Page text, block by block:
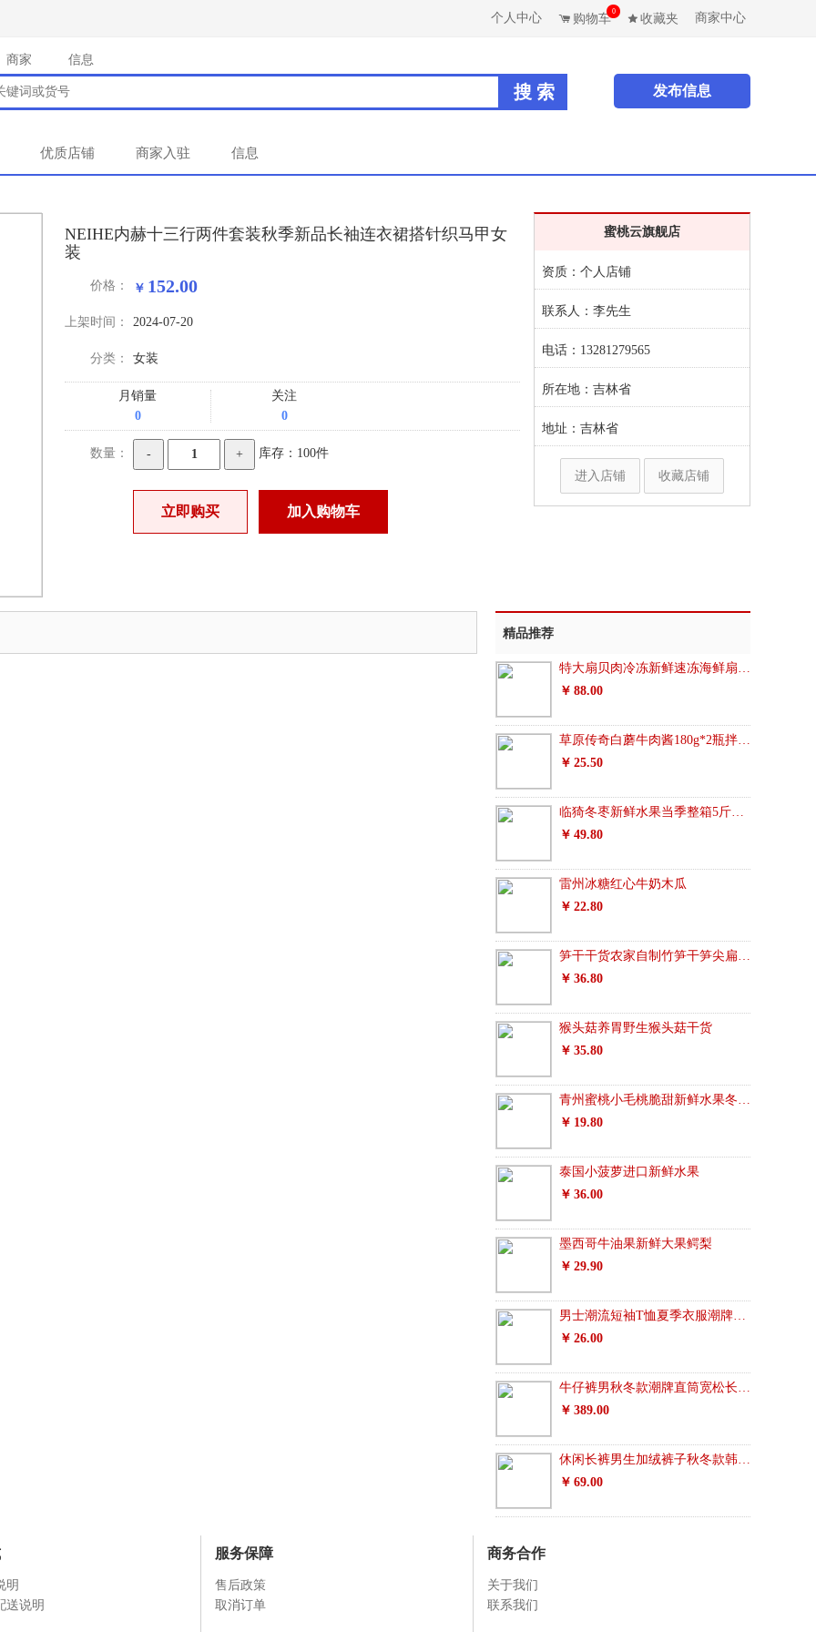
个人中心 购物车
0
收藏夹 商家中心
商家 信息
发布信息
优质店铺 商家入驻 信息
NEIHE内赫十三行两件套装秋季新品长袖连衣裙搭针织马甲女
装
价格： 152.00
上架时间： 2024-07-20
分类： 女装
月销量
0
关注
0
数量： 库存：100件
蜜桃云旗舰店
资质：个人店铺
联系人：李先生
电话：13281279565
所在地：吉林省
地址：吉林省
进入店铺 收藏店铺
精品推荐
特大扇贝肉冷冻新鲜速冻海鲜扇贝肉大号带黄无冰衣生鲜
88.00
草原传奇白蘑牛肉酱180g*2瓶拌饭拌面酱香菇蘑菇酱调味厨房调料
25.50
临猗冬枣新鲜水果当季整箱5斤包邮脆甜青枣大红枣非大荔鲜枣1
49.80
雷州冰糖红心牛奶木瓜
22.80
笋干干货农家自制竹笋干笋尖扁尖笋天目山笋干
36.80
猴头菇养胃野生猴头菇干货
35.80
青州蜜桃小毛桃脆甜新鲜水果冬雪水蜜桃秋桃
19.80
泰国小菠萝进口新鲜水果
36.00
墨西哥牛油果新鲜大果鳄梨
29.90
男士潮流短袖T恤夏季衣服潮牌半袖纯棉宽松
26.00
牛仔裤男秋冬款潮牌直筒宽松长裤修身韩版潮流百搭高端男士裤子
389.00
休闲长裤男生加绒裤子秋冬款韩版潮流秋季百搭宽松伞兵运动束脚裤
69.00
明
送说明
服务保障
售后政策
取消订单
商务合作
关于我们
联系我们